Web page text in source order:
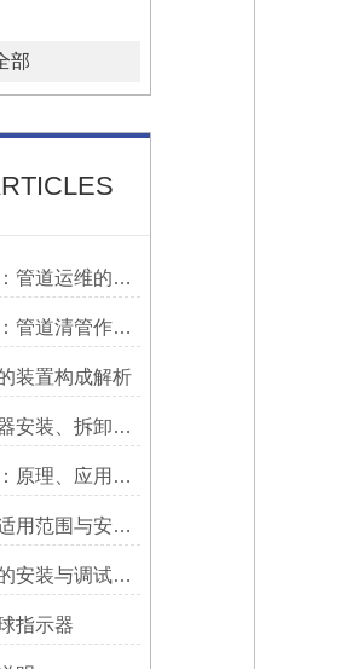
部
磁感应通球指示器：管道运维的隐形守护者
数显式通球指示器：管道清管作业的智能监测关键设备
装置构成解析
非插入式通球指示器安装、拆卸灵活方便
清管器通过指示器：原理、应用与维护
磁感应通球指示器适用范围与安装方法
数显式通球指示器的安装与调试技巧
指示器